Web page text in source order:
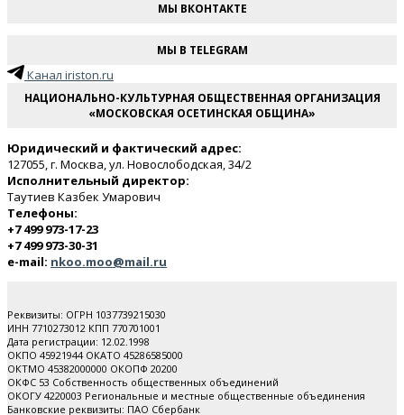
МЫ ВКОНТАКТЕ
МЫ В TELEGRAM
Канал iriston.ru
НАЦИОНАЛЬНО-КУЛЬТУРНАЯ ОБЩЕСТВЕННАЯ ОРГАНИЗАЦИЯ
«МОСКОВСКАЯ ОСЕТИНСКАЯ ОБЩИНА»
Юридический и фактический адрес:
127055, г. Москва, ул. Новослободская, 34/2
Исполнительный директор:
Таутиев Казбек Умарович
Телефоны:
+7 499 973-17-23
+7 499 973-30-31
e-mail: nkoo.moo@mail.ru
Реквизиты: ОГРН 1037739215030
ИНН 7710273012 КПП 770701001
Дата регистрации: 12.02.1998
ОКПО 45921944 ОКАТО 45286585000
ОКТМО 45382000000 ОКОПФ 20200
ОКФС 53 Собственность общественных объединений
ОКОГУ 4220003 Региональные и местные общественные объединения
Банковские реквизиты: ПАО Cбербанк